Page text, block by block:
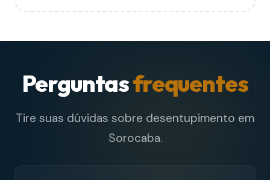
Perguntasfrequentes
Tire suas dúvidas sobre desentupimento em
Sorocaba.